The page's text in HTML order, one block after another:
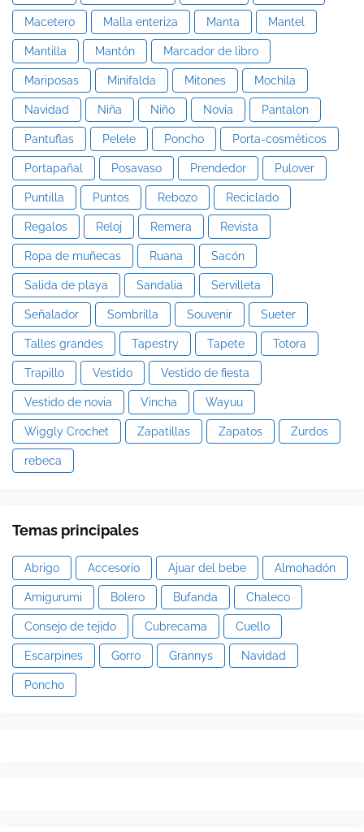
Macetero Malla enteriza Manta Mantel
Mantilla Mantón Marcador de libro
Mariposas Minifalda Mitones Mochila
Navidad Niña Niño Novia Pantalon
Pantuflas Pelele Poncho Porta-cosméticos
Portapañal Posavaso Prendedor Pulover
Puntilla Puntos Rebozo Reciclado
Regalos Reloj Remera Revista
Ropa de muñecas Ruana Sacón
Salida de playa Sandalia Servilleta
Señalador Sombrilla Souvenir Sueter
Talles grandes Tapestry Tapete Totora
Trapillo Vestido Vestido de fiesta
Vestido de novia Vincha Wayuu
Wiggly Crochet Zapatillas Zapatos Zurdos
rebeca
Temas principales
Abrigo Accesorio Ajuar del bebe Almohadón
Amigurumi Bolero Bufanda Chaleco
Consejo de tejido Cubrecama Cuello
Escarpines Gorro Grannys Navidad
Poncho